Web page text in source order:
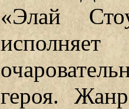
«Элай
героя.